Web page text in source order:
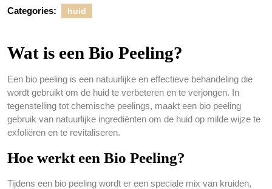
Categories: huid
Wat is een Bio Peeling?
Een bio peeling is een natuurlijke en effectieve behandeling die
wordt gebruikt om de huid te verbeteren en te verjongen. In
tegenstelling tot chemische peelings, maakt een bio peeling
gebruik van natuurlijke ingrediënten om de huid op milde wijze te
exfoliëren en te revitaliseren.
Hoe werkt een Bio Peeling?
Tijdens een bio peeling wordt er een speciale mix van kruiden,